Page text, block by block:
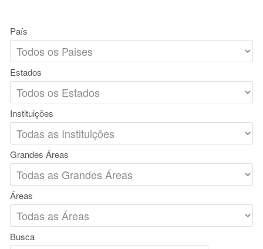
País
Estados
Instituições
Grandes Áreas
Áreas
Busca